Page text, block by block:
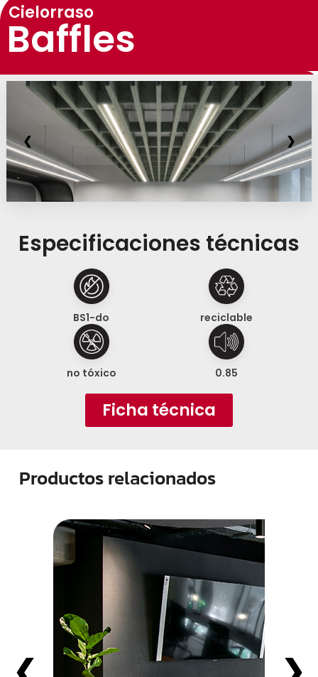
Cielorraso
Baffles
❮ ❯
Especificaciones técnicas
BS1-do reciclable
no tóxico 0.85
Ficha técnica
Productos relacionados